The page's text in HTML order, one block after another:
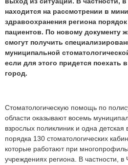
находится на рассмотрении в
здравоохранения региона
пациентов. По новому документу
смогут получить
муниципальной
если для этого придется поехать
город.
Стоматологическую помощь по
области оказывают восемь
взрослых поликлиник и одна детская
порядка 130 стоматологических
которые работают при
учреждениях региона. В частности, в